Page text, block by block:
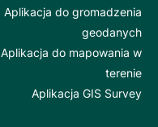
Aplikacja do gromadzenia
geodanych
Aplikacja do mapowania w
terenie
Aplikacja GIS Survey